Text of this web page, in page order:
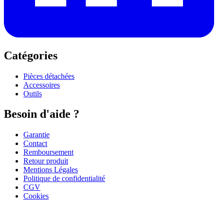
Catégories
Pièces détachées
Accessoires
Outils
Besoin d'aide ?
Garantie
Contact
Remboursement
Retour produit
Mentions Légales
Politique de confidentialité
CGV
Cookies